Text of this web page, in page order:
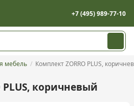
+7 (495) 989-77-10
мебель Комплект ZORRO PLUS,
PLUS, коричневый